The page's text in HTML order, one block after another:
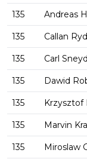
135 Andreas
135 Callan
135 Carl Sneyd
135 Dawid
135 Krzysztof
135 Marvin
135 Miroslaw